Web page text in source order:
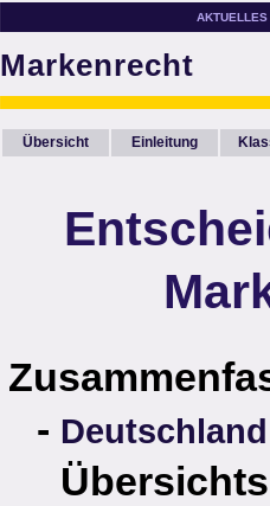
AKTUELLES
Markenrecht
Übersicht Einleitung
- Deutschland